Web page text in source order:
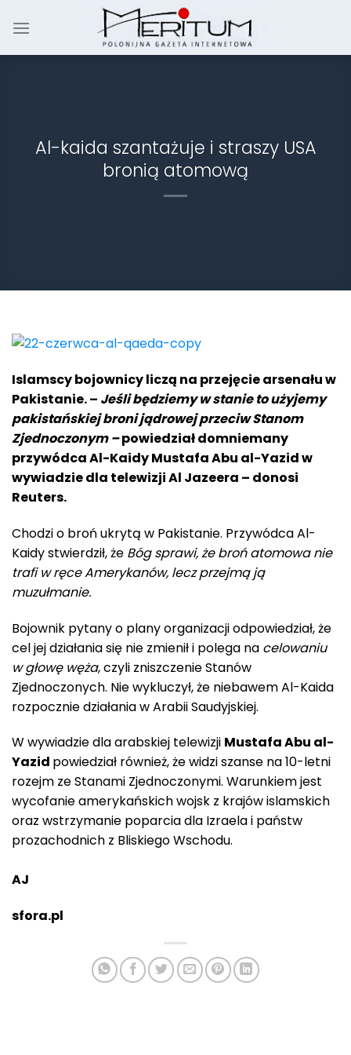
Al-kaida szantażuje i straszy USA
bronią atomową
Islamscy bojownicy liczą na przejęcie arsenału w
Pakistanie. – Jeśli będziemy w stanie to użyjemy
pakistańskiej broni jądrowej przeciw Stanom
Zjednoczonym –powiedział domniemany
przywódca Al-Kaidy Mustafa Abu al-Yazid w
wywiadzie dla telewizji Al Jazeera – donosi
Reuters.
Chodzi o broń ukrytą w Pakistanie. Przywódca Al-
Kaidy stwierdził, że Bóg sprawi, że broń atomowa nie
trafi w ręce Amerykanów, lecz przejmą ją
muzułmanie.
Bojownik pytany o plany organizacji odpowiedział, że
cel jej działania się nie zmienił i polega na celowaniu
w głowę węża, czyli zniszczenie Stanów
Zjednoczonych. Nie wykluczył, że niebawem Al-Kaida
rozpocznie działania w Arabii Saudyjskiej.
W wywiadzie dla arabskiej telewizji Mustafa Abu al-
Yazid powiedział również, że widzi szanse na 10-letni
rozejm ze Stanami Zjednoczonymi. Warunkiem jest
wycofanie amerykańskich wojsk z krajów islamskich
oraz wstrzymanie poparcia dla Izraela i państw
prozachodnich z Bliskiego Wschodu.
AJ
sfora.pl